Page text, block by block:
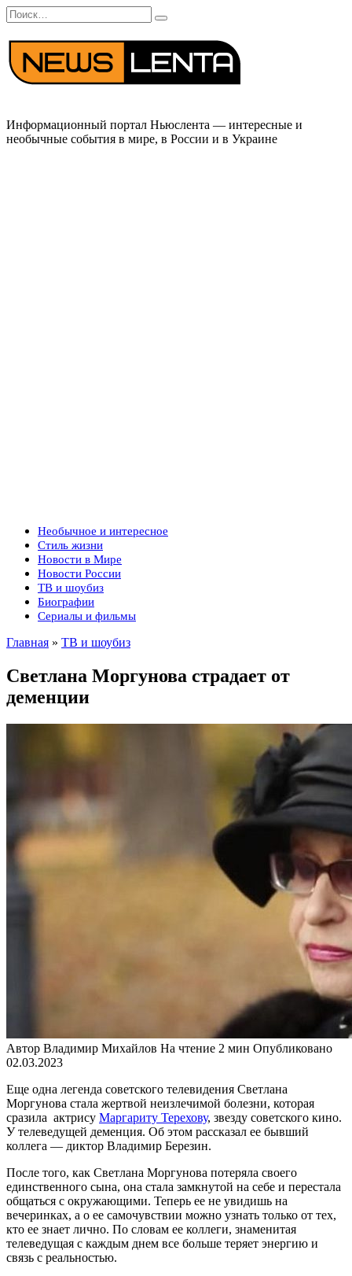
Перейти
к
содержанию
Search
for:
Информационный портал Ньюслента — интересные и
необычные события в мире, в России и в Украине
Необычное и интересное
Стиль жизни
Новости в Мире
Новости России
ТВ и шоубиз
Биографии
Сериалы и фильмы
Главная » ТВ и шоубиз
Светлана Моргунова страдает от
деменции
Автор Владимир Михайлов На чтение 2 мин Опубликовано
02.03.2023
Еще одна легенда советского телевидения Светлана
Моргунова стала жертвой неизлечимой болезни, которая
сразила актрису Маргариту Терехову, звезду советского кино.
У телеведущей деменция. Об этом рассказал ее бывший
коллега — диктор Владимир Березин.
После того, как Светлана Моргунова потеряла своего
единственного сына, она стала замкнутой на себе и перестала
общаться с окружающими. Теперь ее не увидишь на
вечеринках, а о ее самочувствии можно узнать только от тех,
кто ее знает лично. По словам ее коллеги, знаменитая
телеведущая с каждым днем все больше теряет энергию и
связь с реальностью.